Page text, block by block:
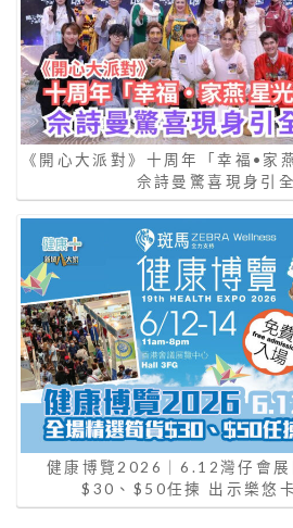
《開心大派對》十周年「幸福•家
佘詩曼驚喜現身引
健康博覽2026｜6.12灣仔會展
$30、$50任揀 出示樂悠